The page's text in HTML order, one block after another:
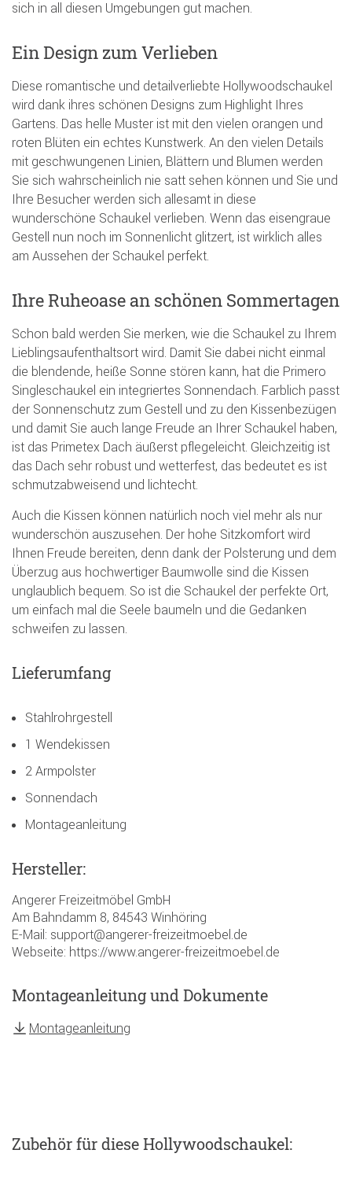
sich in all diesen Umgebungen gut machen.
Ein Design zum Verlieben
Diese romantische und detailverliebte Hollywoodschaukel
wird dank ihres schönen Designs zum Highlight Ihres
Gartens. Das helle Muster ist mit den vielen orangen und
roten Blüten ein echtes Kunstwerk. An den vielen Details
mit geschwungenen Linien, Blättern und Blumen werden
Sie sich wahrscheinlich nie satt sehen können und Sie und
Ihre Besucher werden sich allesamt in diese
wunderschöne Schaukel verlieben. Wenn das eisengraue
Gestell nun noch im Sonnenlicht glitzert, ist wirklich alles
am Aussehen der Schaukel perfekt.
Ihre Ruheoase an schönen Sommertagen
Schon bald werden Sie merken, wie die Schaukel zu Ihrem
Lieblingsaufenthaltsort wird. Damit Sie dabei nicht einmal
die blendende, heiße Sonne stören kann, hat die Primero
Singleschaukel ein integriertes Sonnendach. Farblich passt
der Sonnenschutz zum Gestell und zu den Kissenbezügen
und damit Sie auch lange Freude an Ihrer Schaukel haben,
ist das Primetex Dach äußerst pflegeleicht. Gleichzeitig ist
das Dach sehr robust und wetterfest, das bedeutet es ist
schmutzabweisend und lichtecht.
Auch die Kissen können natürlich noch viel mehr als nur
wunderschön auszusehen. Der hohe Sitzkomfort wird
Ihnen Freude bereiten, denn dank der Polsterung und dem
Überzug aus hochwertiger Baumwolle sind die Kissen
unglaublich bequem. So ist die Schaukel der perfekte Ort,
um einfach mal die Seele baumeln und die Gedanken
schweifen zu lassen.
Lieferumfang
Stahlrohrgestell
1 Wendekissen
2 Armpolster
Sonnendach
Montageanleitung
Hersteller:
Angerer Freizeitmöbel GmbH
Am Bahndamm 8, 84543 Winhöring
E-Mail: support@angerer-freizeitmoebel.de
Webseite: https://www.angerer-freizeitmoebel.de
Montageanleitung und Dokumente
Montageanleitung
Zubehörfür diese Hollywoodschaukel: